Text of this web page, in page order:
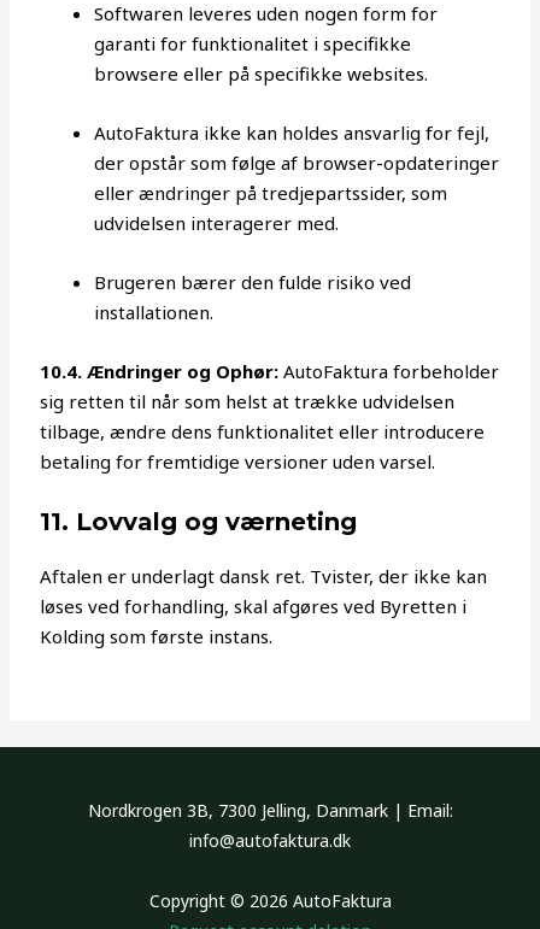
Softwaren leveres uden nogen form for
garanti for funktionalitet i specifikke
browsere eller på specifikke websites.
AutoFaktura ikke kan holdes ansvarlig for fejl,
der opstår som følge af browser-opdateringer
eller ændringer på tredjepartssider, som
udvidelsen interagerer med.
Brugeren bærer den fulde risiko ved
installationen.
10.4. Ændringer og Ophør: AutoFaktura forbeholder
sig retten til når som helst at trække udvidelsen
tilbage, ændre dens funktionalitet eller introducere
betaling for fremtidige versioner uden varsel.
11. Lovvalg og værneting
Aftalen er underlagt dansk ret. Tvister, der ikke kan
løses ved forhandling, skal afgøres ved Byretten i
Kolding som første instans.
Nordkrogen 3B, 7300 Jelling, Danmark | Email:
info@autofaktura.dk
Copyright © 2026 AutoFaktura